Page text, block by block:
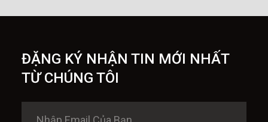
ĐẶNG KÝ NHẬN TIN MỚI NHẤT
TỪ CHÚNG TÔI